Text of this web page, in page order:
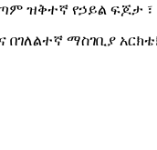
ዝቅተኛ የኃይል ፍጆታ ፣
በገለልተኛ ማስገቢያ